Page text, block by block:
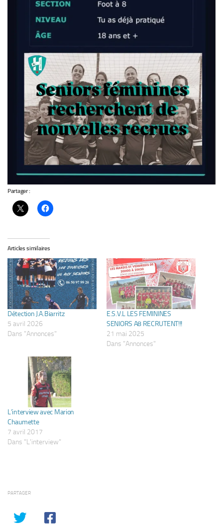
Partager :
Articles similaires
Détection J.A.Biarritz
5 avril 2026
Dans "Annonces"
E.S.V.L LES FEMININES
SENIORS A8 RECRUTENT!!!
21 mai 2025
Dans "Annonces"
L’interview avec Marion
Chaumette
7 avril 2017
Dans "L'interview"
PARTAGER